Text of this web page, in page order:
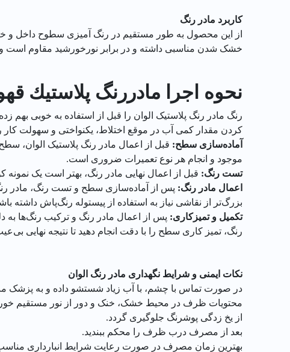
کاربرد مادر رنگ
از این محصول به طور مستقیم در رنگ آمیزی سطوح داخل و
خشک شدن مناسبی داشته و در برابر نورخورشید مقاوم است
نحوه اجرا مادررنگ پلاستيك قهوه
کردن مقدار کمی آب در موقع اختلاط، یکنواختی و سهولت کار
آماده‌سازی سطح: قبل از اعمال مادر رنگ پلاستیک الوان،
موجود و انجام هر نوع تعمیرات ضروری است.
تست رنگ: قبل از اعمال نهایی مادر رنگ، بهتر است یک
اعمال مادر رنگ: پس از آماده‌سازی سطح و تست رنگ، مادر
بزرگ‌تر از نقاشی نیاز به استفاده از پیستوله رنگ‌پاش داشته
تکمیل و تمیزکاری: پس از اعمال مادر رنگ و ترکیب رنگ‌ها به
رنگ، تمیز کاری سطح را با دقت انجام دهید تا نتیجه نهایی
نکات ایمنی و شرایط نگهداری مادر رنگ الوان
در صورت تماس با چشم، با آب زیاد شستشو داده و به پزشک
محتویات ظرف در محیط خشک، خنک و دور از نور مستقیم
از یخ زدگی پوشرنگ جلوگیری گردد.
بعد از مصرف درب ظرف را محکم ببندید.
بهترین زمان مصرف در صورت رعایت شرایط انبارداری مناسب تا 30 ماه پس از تاریخ تولید